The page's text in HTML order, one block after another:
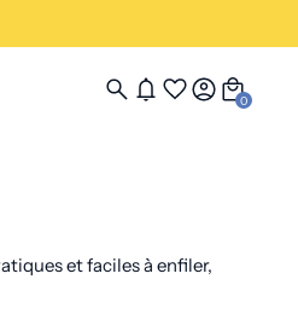
0
et faciles à enfiler,